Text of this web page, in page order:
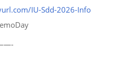
IU-Sdd-2026-Info